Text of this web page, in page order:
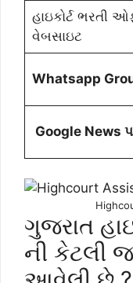
હાઇકોર્ટ ભરતી
વેબસાઇટ
Whatsapp
Google News
ગુજરાત
ની કેટલી